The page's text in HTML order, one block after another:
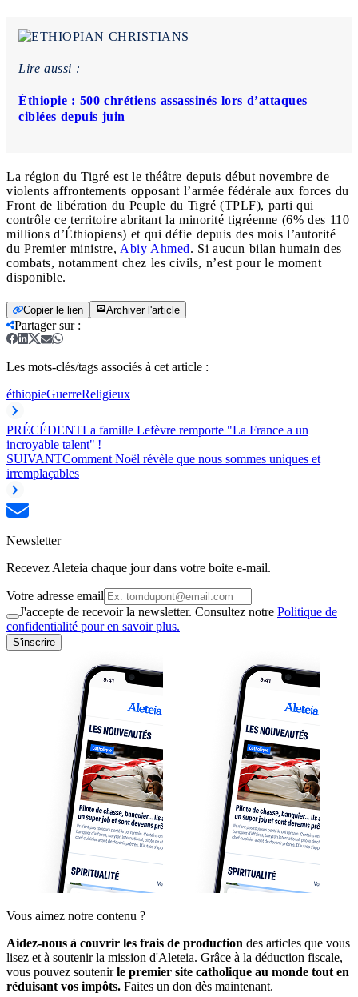
Lire aussi :
Éthiopie : 500 chrétiens assassinés lors d’attaques
ciblées depuis juin
La région du Tigré est le théâtre depuis début novembre de
violents affrontements opposant l’armée fédérale aux forces du
Front de libération du Peuple du Tigré (TPLF), parti qui
contrôle ce territoire abritant la minorité tigréenne (6% des 110
millions d’Éthiopiens) et qui défie depuis des mois l’autorité
du Premier ministre, Abiy Ahmed. Si aucun bilan humain des
combats, notamment chez les civils, n’est pour le moment
disponible.
Copier le lien Archiver l'article
Partager sur:
Les mots-clés/tags associés à cet article :
éthiopieGuerreReligieux
PRÉCÉDENTLa famille Lefèvre remporte "La France a un
incroyable talent" !
SUIVANTComment Noël révèle que nous sommes uniques et
irremplaçables
Newsletter
Recevez Aleteia chaque jour dans votre boite e-mail.
Votre adresse email
J'accepte de recevoir la newsletter. Consultez notre Politique de
confidentialité pour en savoir plus.
S'inscrire
Vous aimez notre contenu ?
Aidez-nous à couvrir les frais de production des articles que vous
lisez et à soutenir la mission d'Aleteia. Grâce à la déduction fiscale,
vous pouvez soutenirle premier site catholique au monde tout en
réduisant vos impôts. Faites un don dès maintenant.